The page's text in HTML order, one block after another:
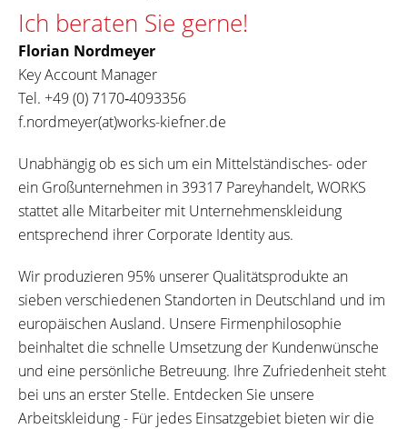
Ich beraten Sie gerne!
Florian Nordmeyer
Key Account Manager
Tel. +49 (0) 7170‐4093356
f.nordmeyer(at)works-kiefner.de
Unabhängig ob es sich um ein Mittelständisches- oder
ein Großunternehmen in 39317 Pareyhandelt, WORKS
stattet alle Mitarbeiter mit Unternehmenskleidung
entsprechend ihrer Corporate Identity aus.
Wir produzieren 95% unserer Qualitätsprodukte an
sieben verschiedenen Standorten in Deutschland und im
europäischen Ausland. Unsere Firmenphilosophie
beinhaltet die schnelle Umsetzung der Kundenwünsche
und eine persönliche Betreuung. Ihre Zufriedenheit steht
bei uns an erster Stelle. Entdecken Sie unsere
Arbeitskleidung - Für jedes Einsatzgebiet bieten wir die